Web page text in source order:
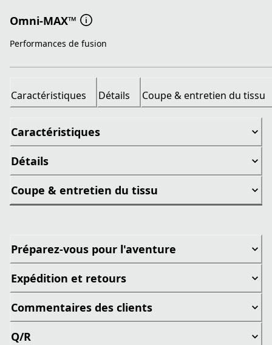
Omni-MAX™
Performances de fusion
Caractéristiques Détails Coupe & entretien du tissu
Caractéristiques
Détails
Coupe & entretien du tissu
Préparez-vous pour l'aventure
Expédition et retours
Commentaires des clients
Q/R